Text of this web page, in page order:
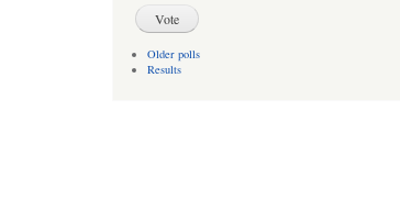
Older polls
Results